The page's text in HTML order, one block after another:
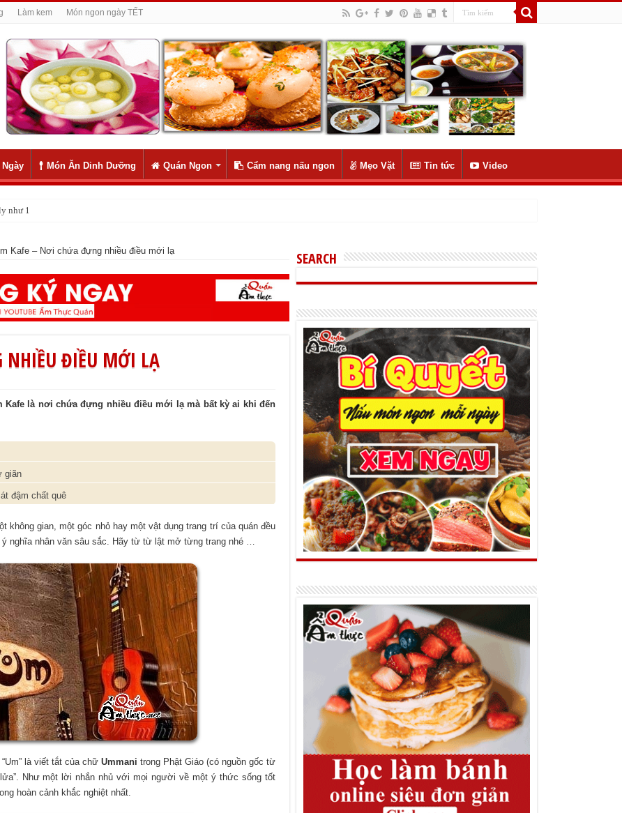
Làm kem Món ngon ngày TẾT
Món Ăn Dinh Dưỡng Quán Ngon Cẩm nang nấu ngon Mẹo Vặt Tin tức Video
như 1
Kafe – Nơi chứa đựng nhiều điều mới lạ
NHIỀU ĐIỀU MỚI LẠ
Kafe là nơi chứa đựng nhiều điều mới lạ mà bất kỳ ai khi đến
giãn
đậm chất quê
không gian, một góc nhỏ hay một vật dụng trang trí của quán đều
nghĩa nhân văn sâu sắc. Hãy từ từ lật mở từng trang nhé …
là viết tắt của chữ Ummani trong Phật Giáo (có nguồn gốc từ
Như một lời nhắn nhủ với mọi người về một ý thức sống tốt
hoàn cảnh khắc nghiệt nhất.
SEARCH